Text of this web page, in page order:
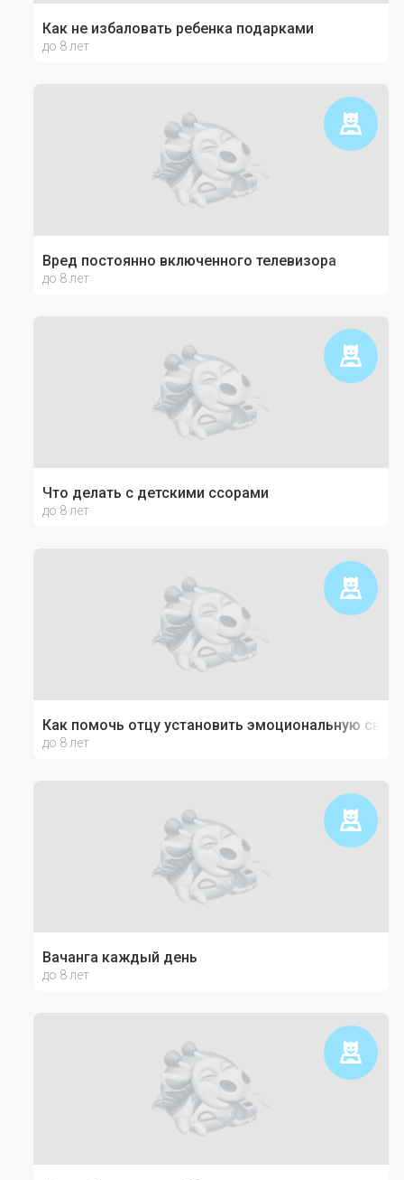
Как не избаловать ребенка подарками
до 8 лет
Вред постоянно включенного телевизора
до 8 лет
Что делать с детскими ссорами
до 8 лет
Как помочь отцу установить эмоциональную
до 8 лет
Вачанга каждый день
до 8 лет